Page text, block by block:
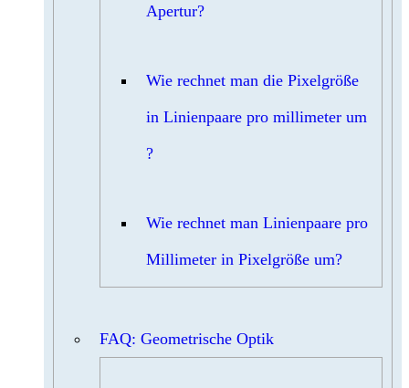
Apertur?
Wie rechnet man die Pixelgröße
in Linienpaare pro millimeter um
?
Wie rechnet man Linienpaare pro
Millimeter in Pixelgröße um?
FAQ: Geometrische Optik